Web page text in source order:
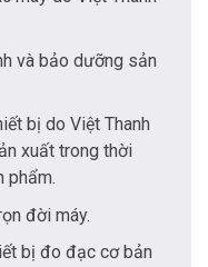
và bảo dưỡng sản
bị do Việt Thanh
xuất trong thời
phẩm.
đời máy.
bị đo đạc cơ bản